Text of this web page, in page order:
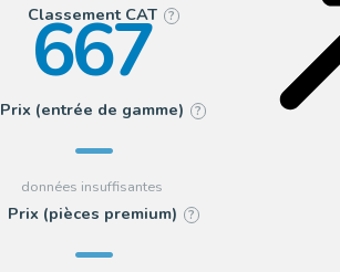
Classement CAT ?
667
Prix (entrée de gamme) ?
Prix (pièces premium) ?